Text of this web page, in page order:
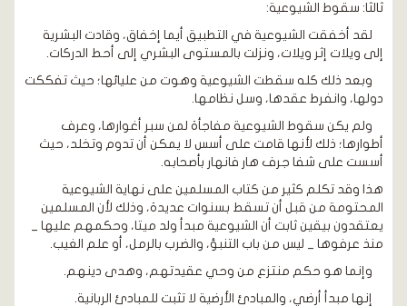
ثالثا: سقوط الشيوعية:
لقد أخفقت الشيوعية في التطبيق أيما إخفاق، وقادت البشرية
إلى ويلات إثر ويلات، ونزلت بالمستوى البشري إلى أحط الدركات.
وبعد ذلك كله سقطت الشيوعية وهوت من عليائها؛ حيث تفككت
دولها، وانفرط عقدها، وسل نظامها.
ولم يكن سقوط الشيوعية مفاجأة لمن سبر أغوارها، وعرف
أطوارها؛ ذلك لأنها قامت على أسس لا يمكن أن تدوم وتخلد، حيث
أسست على شفا جرف هار فانهار بأصحابه.
هذا وقد تكلم كثير من كتاب المسلمين على نهاية الشيوعية
المحتومة من قبل أن تسقط بسنوات عديدة، وذلك لأن المسلمين
يعتقدون بيقين ثابت أن الشيوعية مبدأ ولد ميتا، وحكمهم عليها _
منذ عرفوها _ ليس من باب التنبؤ، والضرب بالرمل، أو علم الغيب.
وإنما هو حكم منتزع من وحي عقيدتهم، وهدى دينهم.
إنها مبدأ أرضي، والمبادئ الأرضية لا تثبت للمبادئ الربانية.